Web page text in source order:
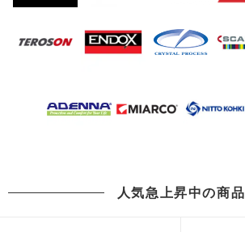
人気急上昇中の商品